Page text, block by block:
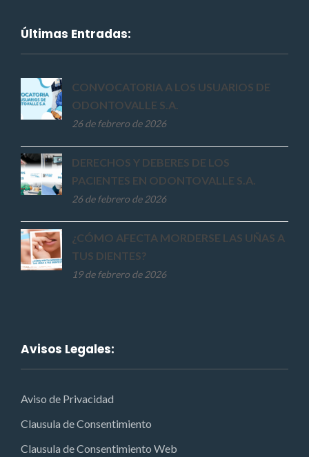
Últimas Entradas:
CONVOCATORIA A LOS USUARIOS DE
ODONTOVALLE S.A.
26 de febrero de 2026
DERECHOS Y DEBERES DE LOS
PACIENTES EN ODONTOVALLE S.A.
26 de febrero de 2026
¿CÓMO AFECTA MORDERSE LAS UÑAS A
TUS DIENTES?
19 de febrero de 2026
Avisos Legales:
Aviso de Privacidad
Clausula de Consentimiento
Clausula de Consentimiento Web